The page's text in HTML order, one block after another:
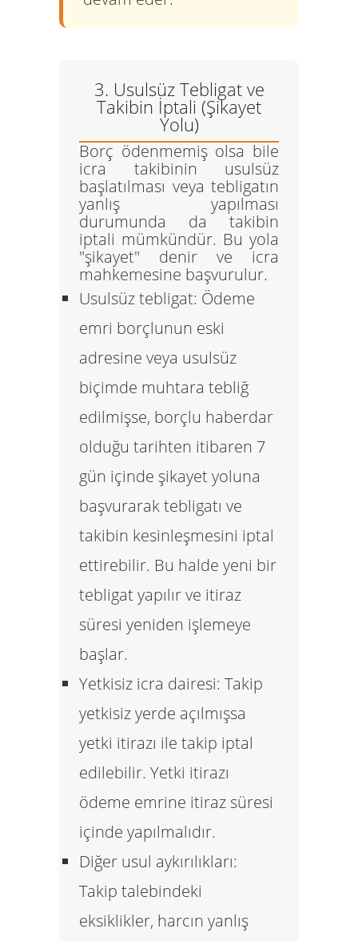
3. Usulsüz Tebligat ve
Takibin İptali (Şikayet
Yolu)
Borç ödenmemiş olsa bile
icra takibinin usulsüz
başlatılması veya tebligatın
yanlış yapılması
durumunda da takibin
iptali mümkündür. Bu yola
"şikayet" denir ve icra
mahkemesine başvurulur.
Usulsüz tebligat: Ödeme
emri borçlunun eski
adresine veya usulsüz
biçimde muhtara tebliğ
edilmişse, borçlu haberdar
olduğu tarihten itibaren 7
gün içinde şikayet yoluna
başvurarak tebligatı ve
takibin kesinleşmesini iptal
ettirebilir. Bu halde yeni bir
tebligat yapılır ve itiraz
süresi yeniden işlemeye
başlar.
Yetkisiz icra dairesi: Takip
yetkisiz yerde açılmışsa
yetki itirazı ile takip iptal
edilebilir. Yetki itirazı
ödeme emrine itiraz süresi
içinde yapılmalıdır.
Diğer usul aykırılıkları:
Takip talebindeki
eksiklikler, harcın yanlış